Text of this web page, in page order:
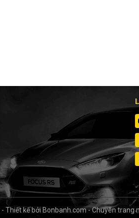
- Thiết kế bởi Bonbanh.com - Chuyên trang